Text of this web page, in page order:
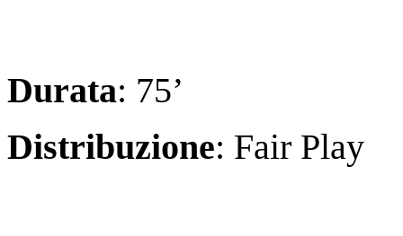
Durata: 75’
Distribuzione: Fair Play